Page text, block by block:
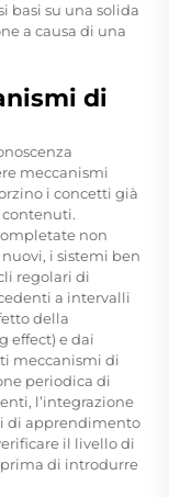
basi su una solida
a causa di una
di
meccanismi
i concetti già
non
i sistemi ben
regolari di
a intervalli
della
effect) e dai
meccanismi di
periodica di
l’integrazione
di apprendimento
il livello di
di introdurre